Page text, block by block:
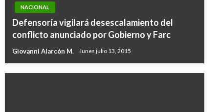
NACIONAL
Defensoría vigilará desescalamiento del
conflicto anunciado por Gobierno y Farc
Giovanni Alarcón M. lunes julio 13, 2015